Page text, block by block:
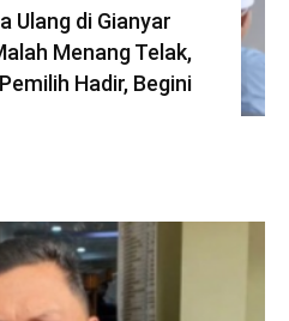
Ulang di Gianyar
Menang Telak,
Hadir, Begini